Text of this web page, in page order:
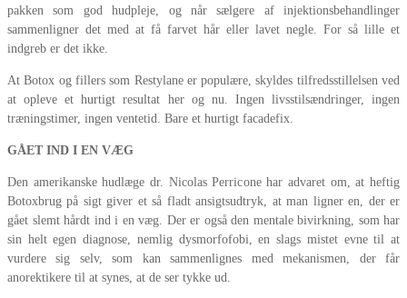
pakken som god hudpleje, og når sælgere af injektionsbehandlinger
sammenligner det med at få farvet hår eller lavet negle. For så lille et
indgreb er det ikke.
At Botox og fillers som Restylane er populære, skyldes tilfredsstillelsen ved
at opleve et hurtigt resultat her og nu. Ingen livsstilsændringer, ingen
træningstimer, ingen ventetid. Bare et hurtigt facadefix.
GÅET IND I EN VÆG
Den amerikanske hudlæge dr. Nicolas Perricone har advaret om, at heftig
Botoxbrug på sigt giver et så fladt ansigtsudtryk, at man ligner en, der er
gået slemt hårdt ind i en væg. Der er også den mentale bivirkning, som har
sin helt egen diagnose, nemlig dysmorfofobi, en slags mistet evne til at
vurdere sig selv, som kan sammenlignes med mekanismen, der får
anorektikere til at synes, at de ser tykke ud.